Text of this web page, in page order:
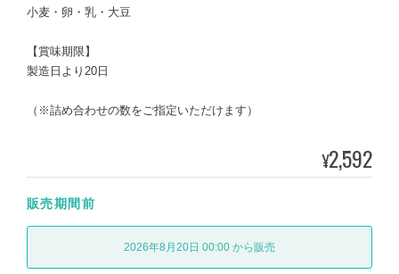
小麦・卵・乳・大豆
【賞味期限】
製造日より20日
（※詰め合わせの数をご指定いただけます）
¥2,592
販売期間前
2026年8月20日 00:00 から販売